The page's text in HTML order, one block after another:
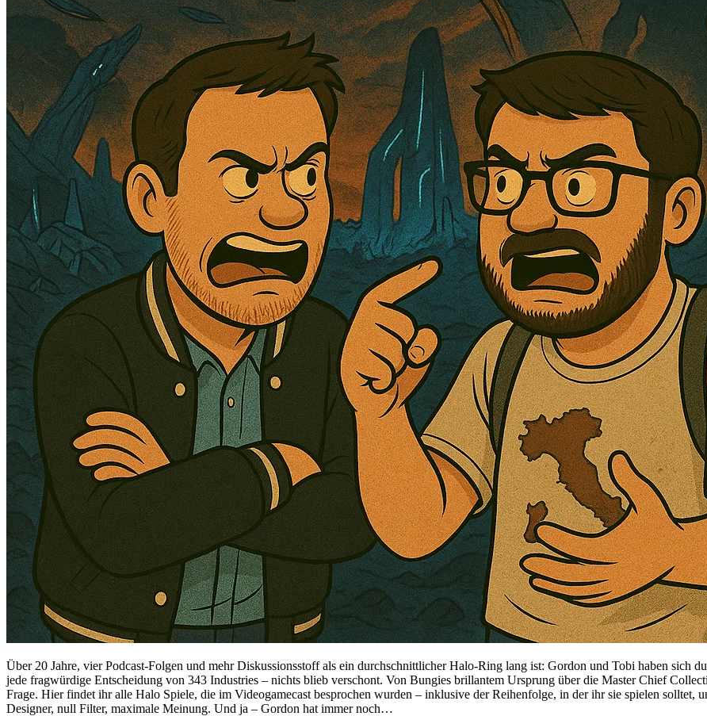
Über 20 Jahre, vier Podcast-Folgen und mehr Diskussionsstoff als ein durchschnittlicher Halo-Ring lang ist: Gordon und Tobi haben sich
jede fragwürdige Entscheidung von 343 Industries – nichts blieb verschont. Von Bungies brillantem Ursprung über die Master Chief
Frage. Hier findet ihr alle Halo Spiele, die im Videogamecast besprochen wurden – inklusive der Reihenfolge, in der ihr sie spielen solltet,
Designer, null Filter, maximale Meinung. Und ja – Gordon hat immer noch…